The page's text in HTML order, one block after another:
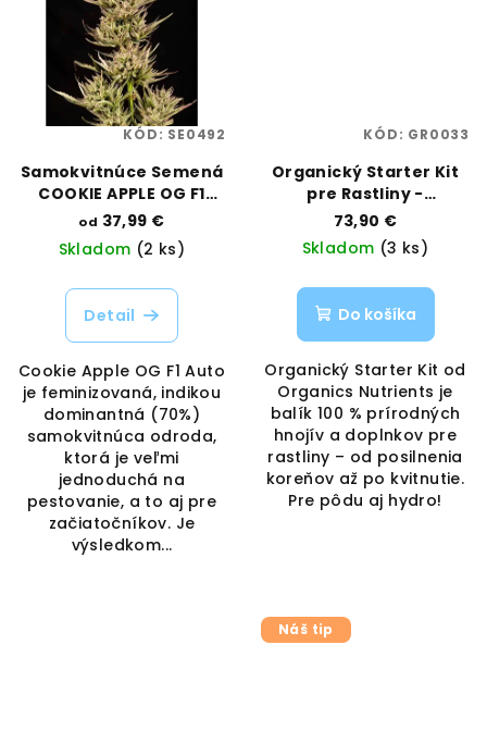
Samokvitnúce Semená
COOKIE APPLE OG F1
AUTO | SEEDSMAN SEEDS
od 37,99 €
Skladom (2 ks)
Detail
Cookie Apple OG F1 Auto
je feminizovaná, indikou
dominantná (70%)
samokvitnúca odroda,
ktorá je veľmi
jednoduchá na
pestovanie, a to aj pre
začiatočníkov. Je
výsledkom...
KÓD: SE0492
Organický Starter Kit
pre Rastliny -
Kompletná Bio Výživa |
Organics Nutrients
73,90 €
Skladom (3 ks)
Do košíka
Organický Starter Kit od
Organics Nutrients je
balík 100 % prírodných
hnojív a doplnkov pre
rastliny – od posilnenia
koreňov až po kvitnutie.
Pre pôdu aj hydro!
KÓD: GR0033
Náš tip